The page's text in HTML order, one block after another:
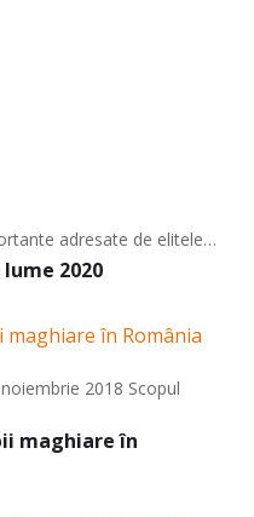
2020
adresate de elitele…
maghiare în
2018 Scopul